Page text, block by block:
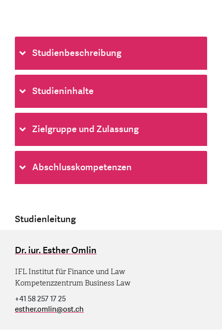
Studienbeschreibung
Studieninhalte
Zielgruppe und Zulassung
Abschlusskompetenzen
Studienleitung
Dr. iur. Esther Omlin
IFL Institut für Finance und Law
Kompetenzzentrum Business Law
+41 58 257 17 25
esther.omlin@ost.ch